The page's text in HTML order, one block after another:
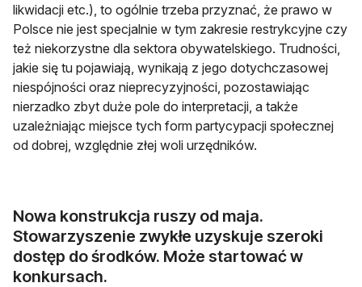
likwidacji etc.), to ogólnie trzeba przyznać, że prawo w
Polsce nie jest specjalnie w tym zakresie restrykcyjne czy
też niekorzystne dla sektora obywatelskiego. Trudności,
jakie się tu pojawiają, wynikają z jego dotychczasowej
niespójności oraz nieprecyzyjności, pozostawiając
nierzadko zbyt duże pole do interpretacji, a także
uzależniając miejsce tych form partycypacji społecznej
od dobrej, względnie złej woli urzędników.
Nowa konstrukcja ruszy od maja.
Stowarzyszenie zwykłe uzyskuje szeroki
dostęp do środków. Może startować w
konkursach.